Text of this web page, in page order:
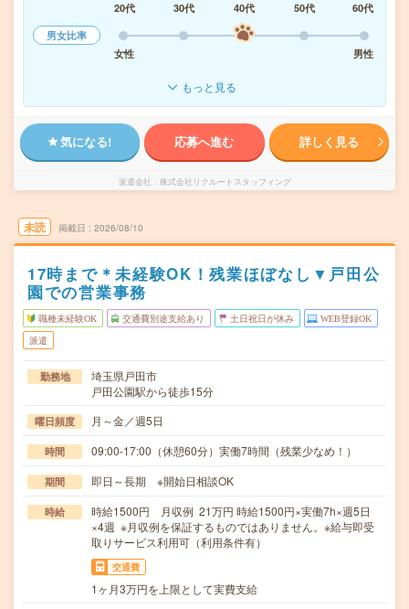
20代
30代 40代 50代
60代
男女比率
女性
男性
もっと見る
気になる! 応募へ進む 詳しく見る
派遣会社 株式会社リクルートスタッフィング
未読 掲載日 2026/08/10
17時まで＊未経験OK！残業ほぼなし▼戸田公
園での営業事務
職種未経験OK 交通費別途支給あり 土日祝日が休み WEB登録OK
派遣
勤務地
埼玉県戸田市
戸田公園駅から徒歩15分
曜日頻度 月～金／週5日
時間 09:00-17:00（休憩60分）実働7時間（残業少なめ！）
期間 即日～長期 ※開始日相談OK
時給
時給1500円 月収例 21万円 時給1500円×実働7h×週5日
×4週 ※月収例を保証するものではありません。※給与即受
取りサービス利用可（利用条件有）
交通費
1ヶ月3万円を上限として実費支給